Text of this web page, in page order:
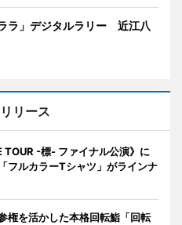
ラ」デジタルラリー 近江八
リース
TOUR -標- ファイナル公演》に
フルカラーTシャツ」がラインナ
権を活かした本格回転鮨「回転